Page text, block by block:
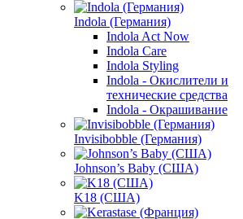
Indola (Германия)
Indola Act Now
Indola Care
Indola Styling
Indola - Окислители и
технические средства
Indola - Окрашивание
Invisibobble (Германия)
Johnson’s Baby (США)
K18 (США)